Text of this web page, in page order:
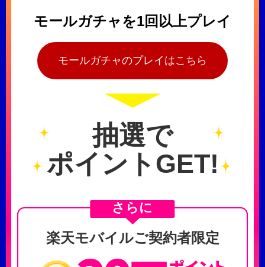
モールガチャを1回以上プレイ
モールガチャのプレイはこちら
抽選で
ポイントGET!
さらに
楽天モバイルご契約者限定